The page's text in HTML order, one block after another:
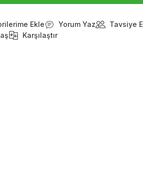
Yorum Yaz
Tavsiye
Karşılaştır